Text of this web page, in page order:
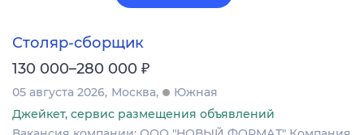
Столяр-сборщик
130 000–280 000 ₽
05 августа 2026 Москва
Южная
Джейкет, сервис размещения объявлений